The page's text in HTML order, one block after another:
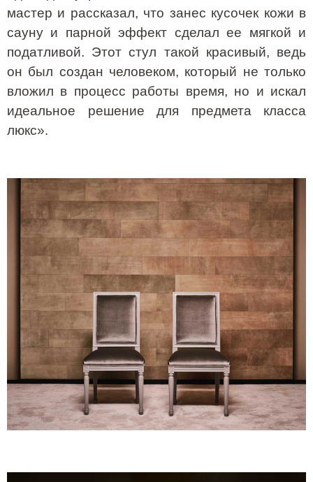
мастер и рассказал, что занес кусочек кожи в
сауну и парной эффект сделал ее мягкой и
податливой. Этот стул такой красивый, ведь
он был создан человеком, который не только
вложил в процесс работы время, но и искал
идеальное решение для предмета класса
люкс».